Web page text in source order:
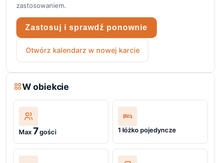
zastosowaniem.
Zastosuj i sprawdź ponownie
Otwórz kalendarz w nowej karcie
W obiekcie
Max7gości 1 łóżko pojedyncze